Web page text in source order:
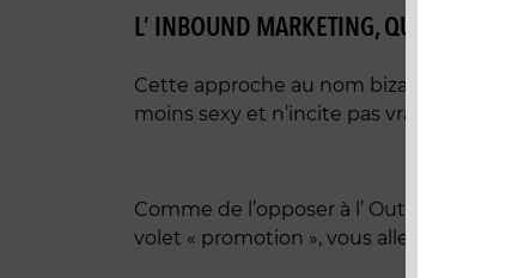
L’ INBOUND MARKETING, QU'EST-CE
Cette approche au nom bizarre pour
moins sexy et n’incite pas vraiment à
Comme de l’opposer à l’ Outbound
volet « promotion », vous allez